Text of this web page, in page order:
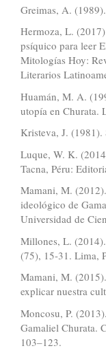
Greimas, A.
Hermoza, L.
psíquico para leer
Mitologías Hoy:
Literarios
Huamán, M. A.
utopía en Churata.
Kristeva, J.
Luque, W. K.
Tacna, Péru:
Mamani, M.
ideológico de
Universidad de
Millones, L. (2014).
(75), 15-31. Lima,
Mamani, M.
explicar nuestra
Moncosu, P.
Gamaliel Churata.
103–123.